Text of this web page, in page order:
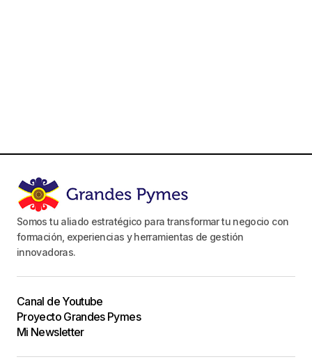
Somos tu aliado estratégico para transformar tu negocio con
formación, experiencias y herramientas de gestión
innovadoras.
Canal de Youtube
Proyecto Grandes Pymes
Mi Newsletter